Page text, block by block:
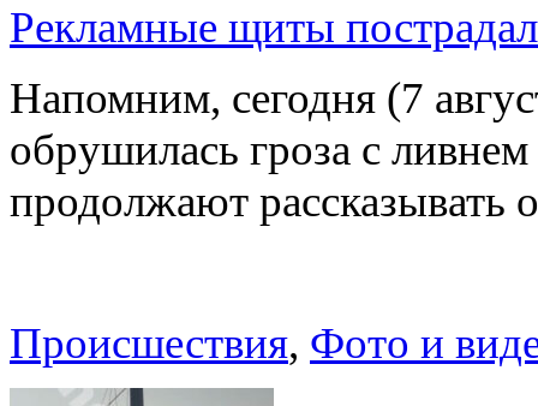
Рекламные щиты
Напомним, сегодня (7
обрушилась гроза с
продолжают рассказывать
Происшествия, Фото и